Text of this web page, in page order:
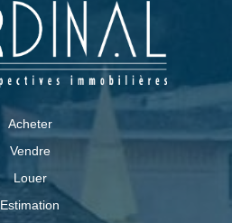
Acheter
Vendre
Louer
Estimation